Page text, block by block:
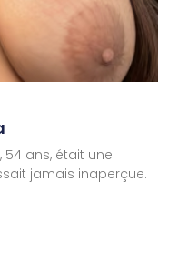
54 ans, était une
jamais inaperçue.